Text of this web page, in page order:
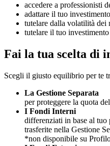
accedere a professionisti
adattare il tuo
tutelare dalla volatilità dei
tutelare il tuo
Fai la tua scelta di
Scegli il giusto equilibrio per te
La Gestione Separata
per proteggere la quota
I Fondi Interni
differenziati in base al
trasferite nella Gestione
*non disponibile su